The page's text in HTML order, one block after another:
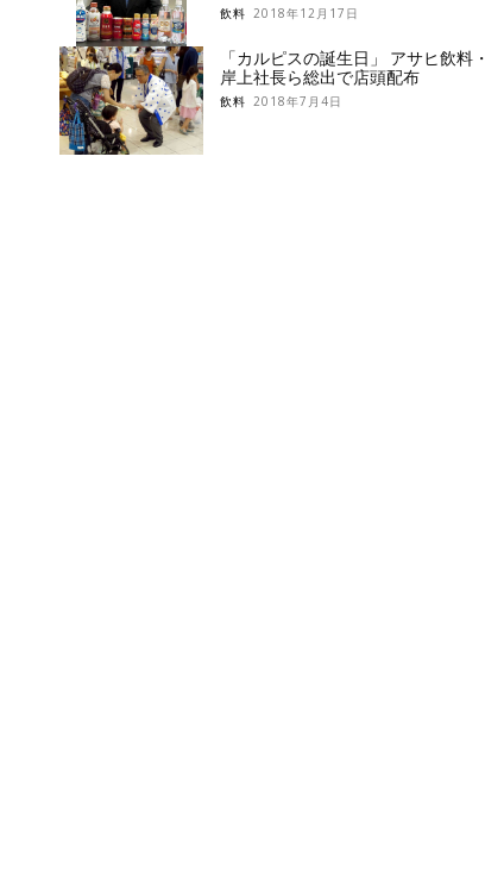
飲料 2018年12月17日
「カルピスの誕生日」 アサヒ飲料・
岸上社長ら総出で店頭配布
飲料 2018年7月4日